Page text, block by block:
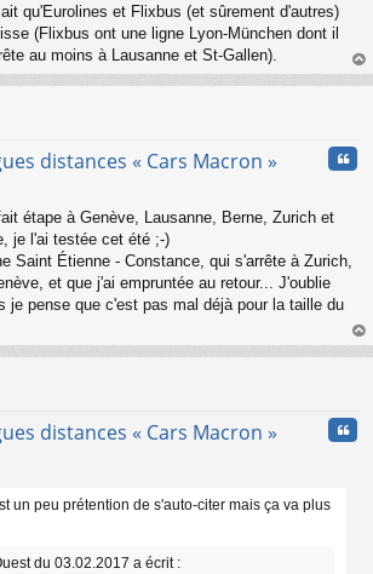
qu'Eurolines et Flixbus (et sûrement d'autres)
(Flixbus ont une ligne Lyon-München dont il
au moins à Lausanne et St-Gallen).
au
distances « Cars Macron »
étape à Genève, Lausanne, Berne, Zurich et
je l'ai testée cet été ;-)
Saint Étienne - Constance, qui s'arrête à Zurich,
et que j'ai empruntée au retour... J'oublie
je pense que c'est pas mal déjà pour la taille du
au
distances « Cars Macron »
un peu prétention de s'auto-citer mais ça va plus
du 03.02.2017 a écrit :